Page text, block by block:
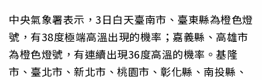
中央氣象署表示，3日白天臺南市、臺東縣為橙色燈
號，有38度極端高溫出現的機率；嘉義縣、高雄市
為橙色燈號，有連續出現36度高溫的機率。基隆
市、臺北市、新北市、桃園市、彰化縣、南投縣、